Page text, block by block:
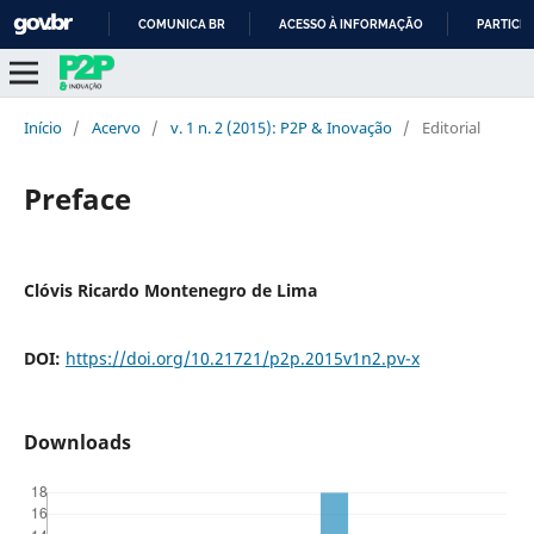
CONTEÚDO
COMUNICA BR ACESSO À INFORMAÇÃO
Início / Acervo / v. 1 n. 2 (2015): P2P & Inovação / Editorial
Preface
Clóvis Ricardo Montenegro de Lima
DOI: https://doi.org/10.21721/p2p.2015v1n2.pv-x
Downloads